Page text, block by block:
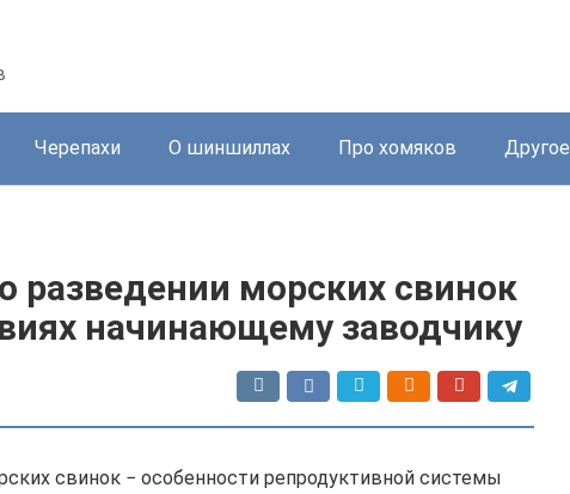
Черепахи О шиншиллах Про хомяков Другое
разведении морских свинок
начинающему заводчику
свинок − особенности репродуктивной системы